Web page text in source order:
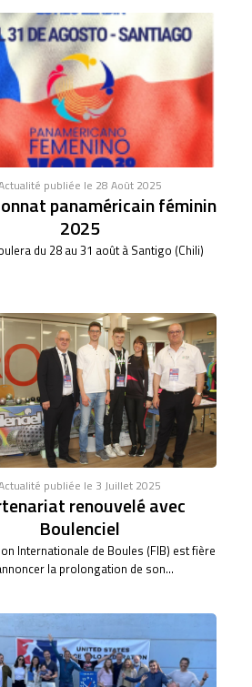
publiée le 28 Août 2025
panaméricain féminin
2025
du 28 au 31 août à Santigo (Chili)
publiée le 3 Juillet 2025
renouvelé avec
Boulenciel
Internationale de Boules (FIB) est fière
la prolongation de son...